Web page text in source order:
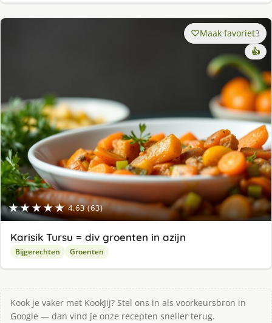
★★★★★ 4.63 (63)
Maak favoriet3
👍
Karisik Tursu = div groenten in azijn
Bijgerechten Groenten
Kook je vaker met KookJij? Stel ons in als voorkeursbron in
Google — dan vind je onze recepten sneller terug.